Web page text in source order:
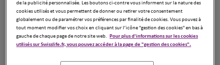
13.96
km
77380 Combs La Ville
Ouvert 09:00 - 12:00 et 13:00 - 18:00
Numéro
Voir plus
de la publicité personnalisée. Les boutons ci-contre vous informent sur la nature des
cookies utilisés et vous permettent de donner ou retirer votre consentement
globalement ou de paramétrer vos préférences par finalité de cookies. Vous pouvez à
tout moment modifier vos choix en cliquant sur l’icône "gestion des cookies" en bas à
gauche de chaque page de notre site web. Pour plus d'informations sur les cookies
utilisés sur Swisslife.fr, vous pouvez accéder à la page de "gestion des cookies".